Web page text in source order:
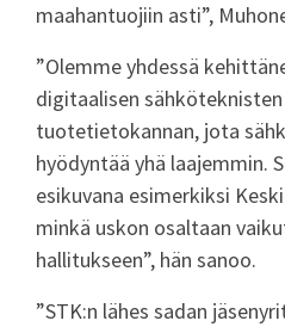
maahantuojiin asti”,
”Olemme yhdessä
digitaalisen
tuotetietokannan, jota
hyödyntää yhä laajemmin.
esikuvana esimerkiksi
minkä uskon osaltaan
hallitukseen”, hän sanoo.
”STK:n lähes sadan